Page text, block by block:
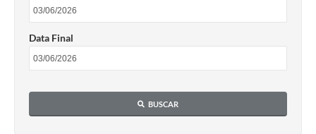
Consulta Popular
Governo Digital
Data Final
BUSCAR